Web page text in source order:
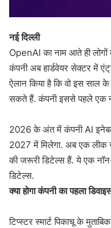
नई दिल्ली
OpenAI का नाम आते ही
कंपनी अब हार्डवेयर सेक्टर में
ऐलान किया है कि वो इस साल
सकते हैं. कंपनी इससे पहले एक
2026 के अंत में कंपनी AI इनेबल
2027 में मिलेगा. अब एक लीक
की जरूरी डिटेल्स हैं. ये एक
डिटेल्स.
क्या होगा कंपनी का पहला
टिप्स्टर स्मार्ट पिकाचू के